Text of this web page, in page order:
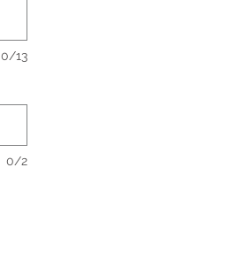
0/13
0/2